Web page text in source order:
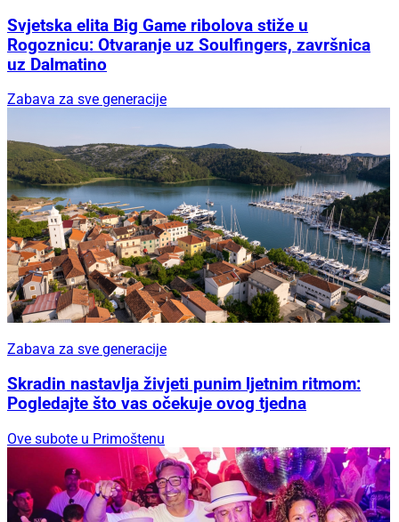
Svjetska elita Big Game ribolova stiže u
Rogoznicu: Otvaranje uz Soulfingers, završnica
uz Dalmatino
Zabava za sve generacije
Zabava za sve generacije
Skradin nastavlja živjeti punim ljetnim ritmom:
Pogledajte što vas očekuje ovog tjedna
Ove subote u Primoštenu